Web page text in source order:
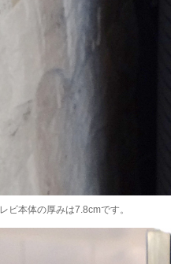
ビ本体の厚みは7.8cmです。